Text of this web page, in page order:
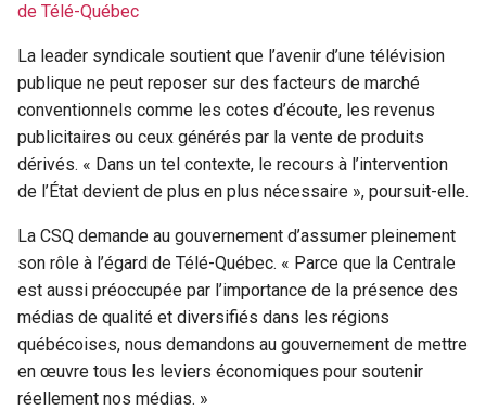
de Télé-Québec
La leader syndicale soutient que l’avenir d’une télévision
publique ne peut reposer sur des facteurs de marché
conventionnels comme les cotes d’écoute, les revenus
publicitaires ou ceux générés par la vente de produits
dérivés. « Dans un tel contexte, le recours à l’intervention
de l’État devient de plus en plus nécessaire », poursuit-elle.
La CSQ demande au gouvernement d’assumer pleinement
son rôle à l’égard de Télé-Québec. « Parce que la Centrale
est aussi préoccupée par l’importance de la présence des
médias de qualité et diversifiés dans les régions
québécoises, nous demandons au gouvernement de mettre
en œuvre tous les leviers économiques pour soutenir
réellement nos médias. »